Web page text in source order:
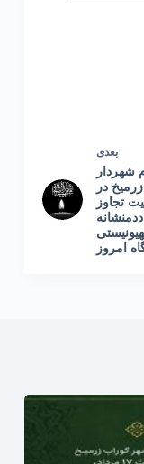
بعدی
شهردار
در
تجاوز
امروز